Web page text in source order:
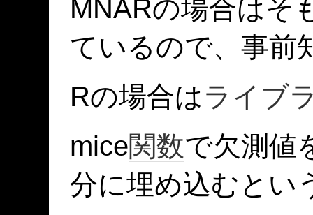
MNARの場合はそ
ているので、事前
Rの場合は ライブ
mice関数で欠測値
分に埋め込むとい